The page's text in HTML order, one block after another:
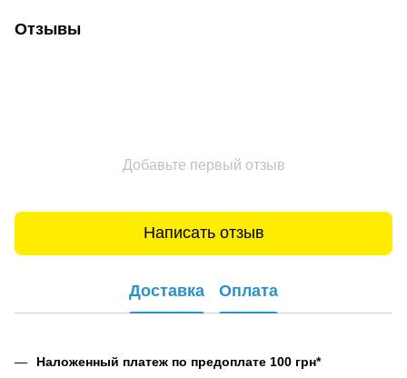
Отзывы
Добавьте первый отзыв
Написать отзыв
Доставка Оплата
Наложенный платеж по предоплате 100 грн*